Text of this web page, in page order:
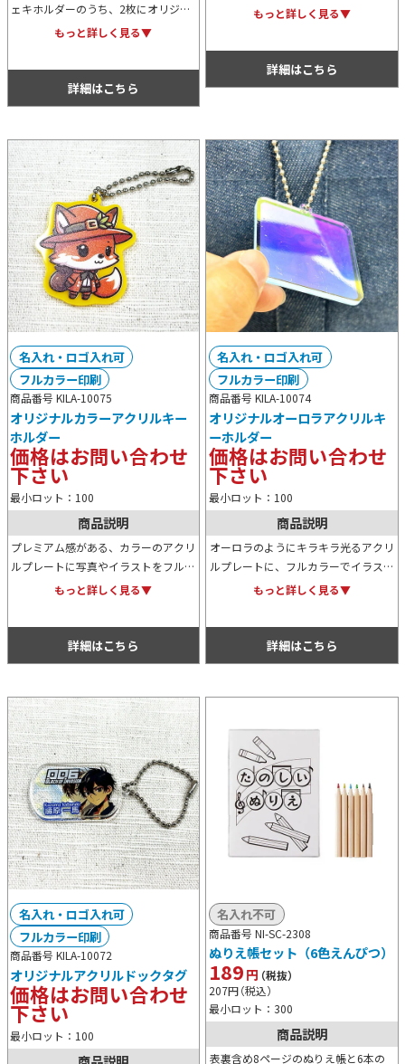
ェキホルダーのうち、2枚にオリジナ
ルのデザインをフルカラーでプリント
もっと詳しく見る▼
詳細はこちら
けたくないレザーバッグにはクリップ
もっと詳しく見る▼
詳細はこちら
商品番号 KILA-10075
オリジナルカラーアクリルキー
ホルダー
価格はお問い合わせ
下さい
最小ロット：100
名入れ・ロゴ入れ可
フルカラー印刷
商品説明
プレミアム感がある、カラーのアクリ
ルプレートに写真やイラストをフルカ
ラープリントして作るオリジナルキー
もっと詳しく見る▼
詳細はこちら
商品番号 KILA-10074
オリジナルオーロラアクリルキ
ーホルダー
価格はお問い合わせ
下さい
最小ロット：100
名入れ・ロゴ入れ可
フルカラー印刷
商品説明
オーロラのようにキラキラ光るアクリ
ルプレートに、フルカラーでイラスト
や写真をプリントしたオリジナルキー
もっと詳しく見る▼
詳細はこちら
商品番号 KILA-10072
オリジナルアクリルドックタグ
価格はお問い合わせ
下さい
最小ロット：100
名入れ・ロゴ入れ可
フルカラー印刷
商品番号 NI-SC-2308
ぬりえ帳セット（6色えんぴつ）
189円（税抜）
207円（税込）
最小ロット：300
名入れ不可
商品説明
表裏含め8ページのぬりえ帳と6本の